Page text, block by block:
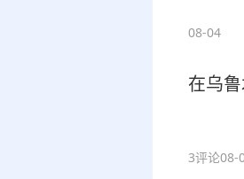
08-04
在乌
3评论08-